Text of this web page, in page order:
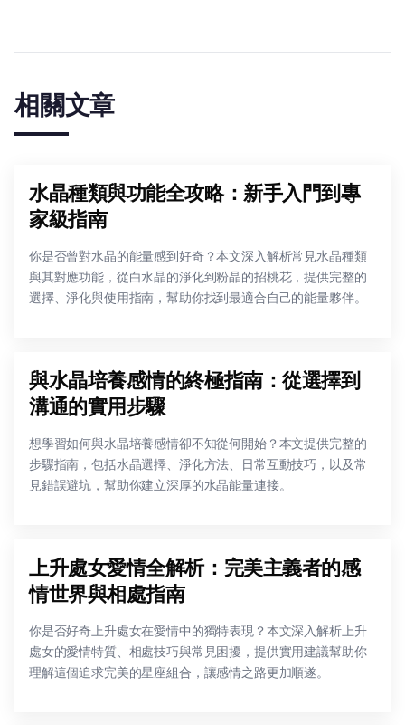
相關文章
水晶種類與功能全攻略：新手入門到專
家級指南
你是否曾對水晶的能量感到好奇？本文深入解析常見水晶種類
與其對應功能，從白水晶的淨化到粉晶的招桃花，提供完整的
選擇、淨化與使用指南，幫助你找到最適合自己的能量夥伴。
與水晶培養感情的終極指南：從選擇到
溝通的實用步驟
想學習如何與水晶培養感情卻不知從何開始？本文提供完整的
步驟指南，包括水晶選擇、淨化方法、日常互動技巧，以及常
見錯誤避坑，幫助你建立深厚的水晶能量連接。
上升處女愛情全解析：完美主義者的感
情世界與相處指南
你是否好奇上升處女在愛情中的獨特表現？本文深入解析上升
處女的愛情特質、相處技巧與常見困擾，提供實用建議幫助你
理解這個追求完美的星座組合，讓感情之路更加順遂。